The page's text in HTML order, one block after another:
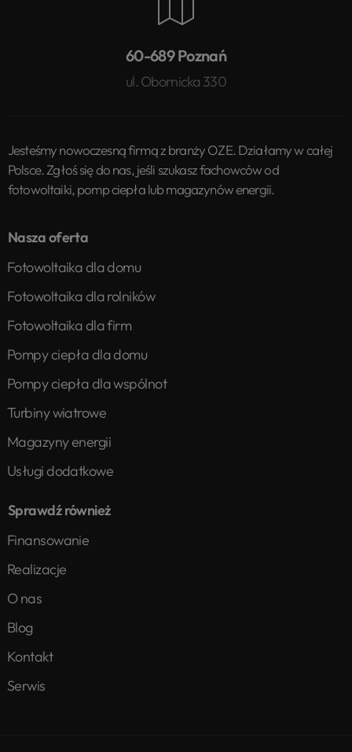
60-689 Poznań
ul. Obornicka 330
Jesteśmy nowoczesną firmą z branży OZE. Działamy w całej
Polsce. Zgłoś się do nas, jeśli szukasz fachowców od
fotowoltaiki, pomp ciepła lub magazynów energii.
Nasza oferta
Fotowoltaika dla domu
Fotowoltaika dla rolników
Fotowoltaika dla firm
Pompy ciepła dla domu
Pompy ciepła dla wspólnot
Turbiny wiatrowe
Magazyny energii
Usługi dodatkowe
Sprawdź również
Finansowanie
Realizacje
O nas
Blog
Kontakt
Serwis